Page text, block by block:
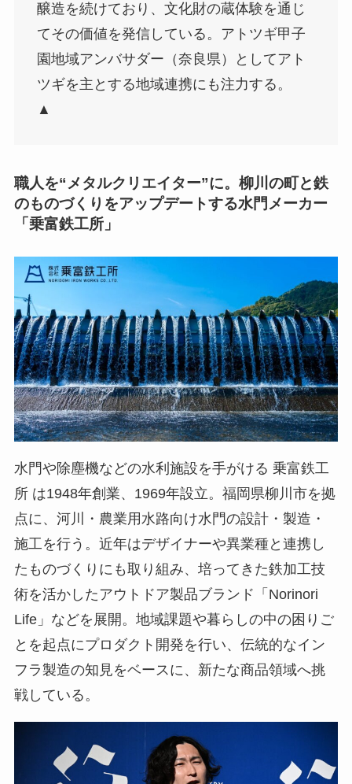
醸造を続けており、文化財の蔵体験を通じ
てその価値を発信している。アトツギ甲子
園地域アンバサダー（奈良県）としてアト
ツギを主とする地域連携にも注力する。
▲
職人を“メタルクリエイター”に。柳川の町と鉄
のものづくりをアップデートする水門メーカー
「乗富鉄工所」
水門や除塵機などの水利施設を手がける 乗富鉄工
所 は1948年創業、1969年設立。福岡県柳川市を拠
点に、河川・農業用水路向け水門の設計・製造・
施工を行う。近年はデザイナーや異業種と連携し
たものづくりにも取り組み、培ってきた鉄加工技
術を活かしたアウトドア製品ブランド「Norinori
Life」などを展開。地域課題や暮らしの中の困りご
とを起点にプロダクト開発を行い、伝統的なイン
フラ製造の知見をベースに、新たな商品領域へ挑
戦している。